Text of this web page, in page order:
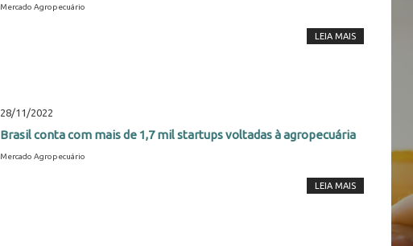
Mercado Agropecuário
LEIA MAIS
28/11/2022
Brasil conta com mais de 1,7 mil startups voltadas à agropecuária
Mercado Agropecuário
LEIA MAIS